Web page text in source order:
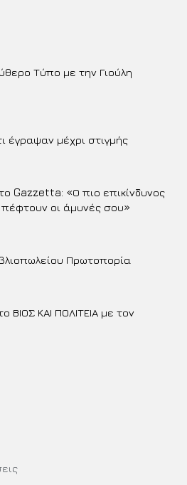
Τύπο με την Γιούλη
έγραψαν μέχρι στιγμής
Gazzetta: «Ο πιο επικίνδυνος
πέφτουν οι άμυνές σου»
Πρωτοπορία
ΒΙΟΣ ΚΑΙ ΠΟΛΙΤΕΙΑ με τον